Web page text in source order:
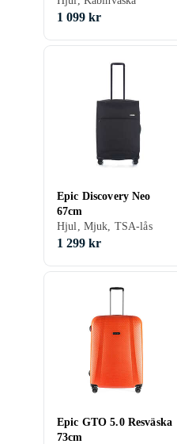
1 099 kr
Epic Discovery Neo
67cm
Hjul, Mjuk, TSA-lås
1 299 kr
Epic GTO 5.0 Resväska
73cm